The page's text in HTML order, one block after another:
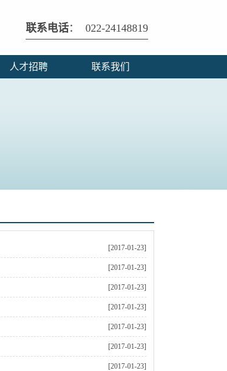
联系电话： 022-24148819
人才招聘 联系我们
[2017-01-23]
[2017-01-23]
[2017-01-23]
[2017-01-23]
[2017-01-23]
[2017-01-23]
[2017-01-23]